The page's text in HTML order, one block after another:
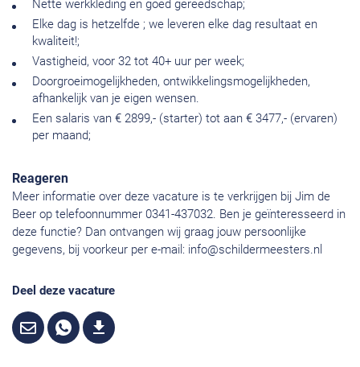
Nette werkkleding en goed gereedschap;
Elke dag is hetzelfde ; we leveren elke dag resultaat en
kwaliteit!;
Vastigheid, voor 32 tot 40+ uur per week;
Doorgroeimogelijkheden, ontwikkelingsmogelijkheden,
afhankelijk van je eigen wensen.
Een salaris van € 2899,- (starter) tot aan € 3477,- (ervaren)
per maand;
Reageren
Meer informatie over deze vacature is te verkrijgen bij Jim de
Beer op telefoonnummer 0341-437032. Ben je geïnteresseerd in
deze functie? Dan ontvangen wij graag jouw persoonlijke
gegevens, bij voorkeur per e-mail: info@schildermeesters.nl
Deel deze vacature